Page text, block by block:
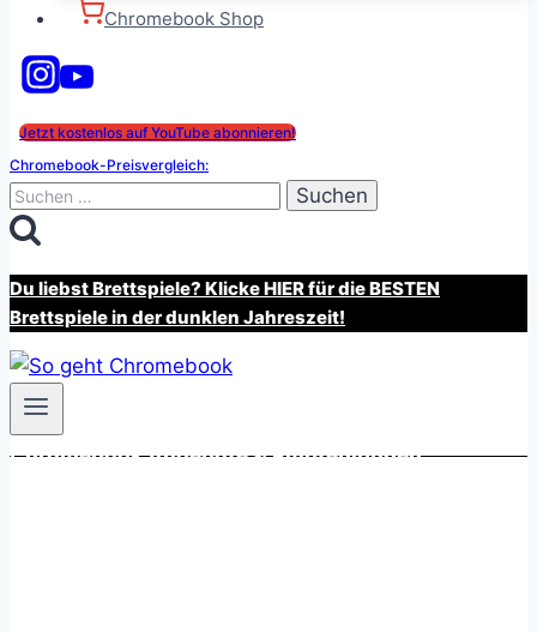
Chromebook Shop
Jetzt kostenlos auf YouTube abonnieren!
Chromebook-Preisvergleich:
Suchen
nach:
Du liebst Brettspiele? Klicke HIER für die BESTEN
Brettspiele in der dunklen Jahreszeit!
Chromebook Angebote & Empfehlungen